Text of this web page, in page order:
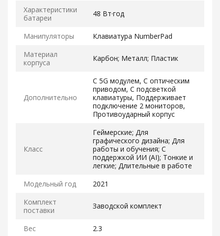
Характеристики
батареи
48 Вт·год
Манипуляторы
Клавиатура NumberPad
Материал
корпуса
Карбон; Металл; Пластик
Дополнительно
С 5G модулем, С оптическим
приводом, С подсветкой
клавиатуры, Поддерживает
подключение 2 мониторов,
Противоударный корпус
Класс
Геймерские; Для
графического дизайна; Для
работы и обучения; С
поддержкой ИИ (AI); Тонкие и
легкие; Длительные в работе
Модельный год
2021
Комплект
поставки
Заводской комплект
Вес 2.3